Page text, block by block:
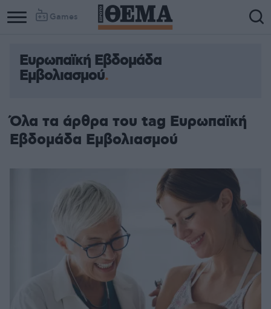
Games
Ευρωπαϊκή Εβδομάδα
Εμβολιασμού
Όλα τα άρθρα του tag Ευρωπαϊκή
Εβδομάδα Εμβολιασμού